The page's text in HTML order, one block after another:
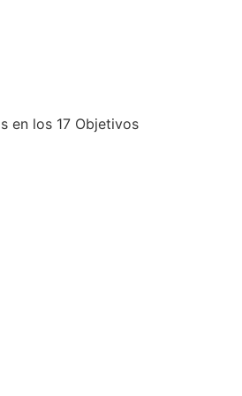
en los 17 Objetivos